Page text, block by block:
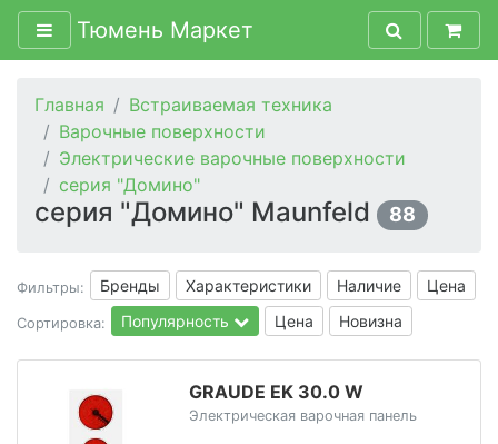
Тюмень Маркет
Главная
Встраиваемая техника
Варочные поверхности
Электрические варочные поверхности
серия "Домино"
серия "Домино" Maunfeld 88
Фильтры: Бренды Характеристики Наличие Цена
Сортировка: Популярность Цена Новизна
GRAUDE EK 30.0 W
Электрическая варочная панель